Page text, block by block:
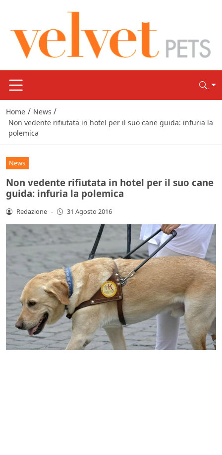
Home / News /
Non vedente rifiutata in hotel per il suo cane guida: infuria la
polemica
News
Non vedente rifiutata in hotel per il suo cane
guida: infuria la polemica
Redazione - 31 Agosto 2016